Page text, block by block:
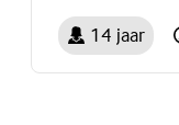
14 jaar